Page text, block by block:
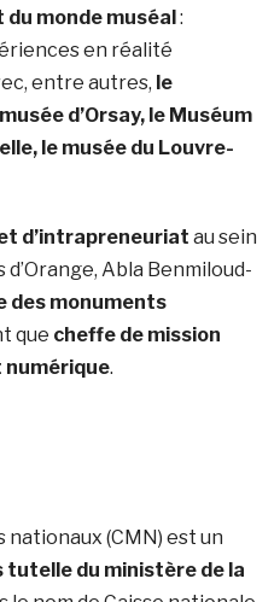
monde muséal:
en réalité
entre autres, le
d’Orsay, le Muséum
le musée du Louvre-
d’intrapreneuriat au sein
Abla Benmiloud-
des monuments
que cheffe de mission
.
(CMN) est un
tutelle du ministère de la